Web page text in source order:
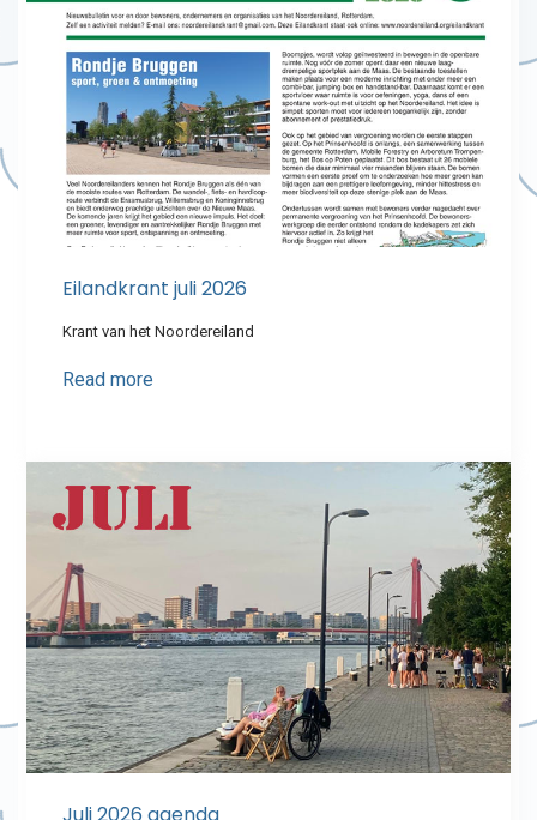
Eilandkrant juli 2026
Krant van het Noordereiland
Read more